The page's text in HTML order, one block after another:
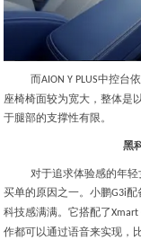
而AION Y PLUS中控台
座椅椅面较为宽大，整体是
于腿部的支撑性有限。
黑
对于追求体验感的年
买单的原因之一。小鹏G3i配
科技感满满。它搭配了Xmart
作都可以通过语音来实现，